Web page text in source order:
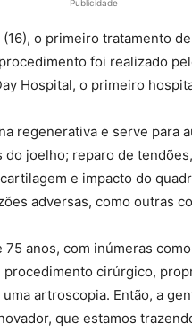
Publicidade
o primeiro tratamento
foi realizado
Hospital, o primeiro
regenerativa e serve para
joelho; reparo de
e impacto do
adversas, como outras
75 anos, com inúmeras
cirúrgico,
artroscopia. Então, a
que estamos